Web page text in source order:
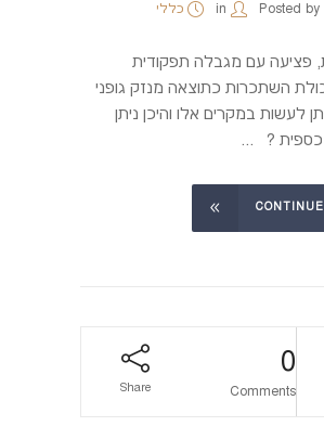
Posted by
in כללי
פציעה עם מגבלה תפקודית
השתכרות כתוצאה מנזק גופני
לעשות במקרים אלו והיכן ניתן
? ...
0
Comments
Share